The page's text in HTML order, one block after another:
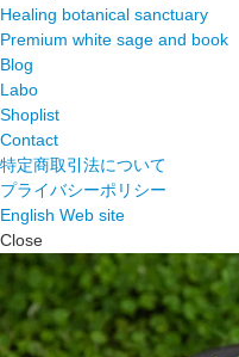
Healing botanical sanctuary
Premium white sage and book
Blog
Labo
Shoplist
Contact
特定商取引法について
プライバシーポリシー
English Web site
Close